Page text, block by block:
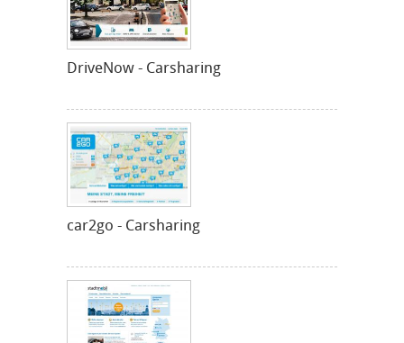
DriveNow - Carsharing
car2go - Carsharing